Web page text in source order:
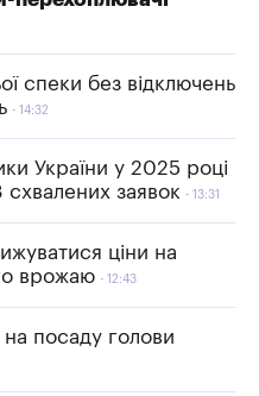
спеки без відключень
14:32
України у 2025 році
схвалених заявок
13:31
ціни на
врожаю
12:43
посаду голови